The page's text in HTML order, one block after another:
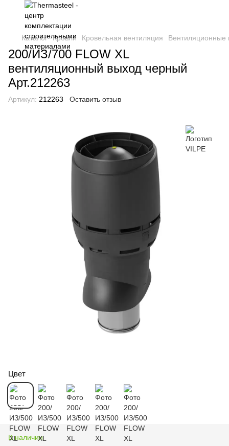
Каталог Кровли Кровельная вентиляция Вентиляционные
200/ИЗ/700 FLOW XL
вентиляционный выход черный
Арт.212263
Артикул: 212263 Оставить отзыв
Цвет
В наличии